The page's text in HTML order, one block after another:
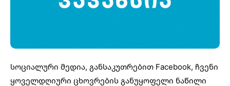
სოციალური მედია, განსაკუთრებით Facebook, ჩვენი
ყოველდღიური ცხოვრების განუყოფელი ნაწილი